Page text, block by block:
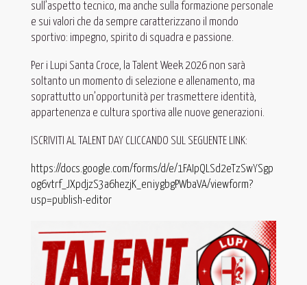
sull’aspetto tecnico, ma anche sulla formazione personale
e sui valori che da sempre caratterizzano il mondo
sportivo: impegno, spirito di squadra e passione.
Per i Lupi Santa Croce, la Talent Week 2026 non sarà
soltanto un momento di selezione e allenamento, ma
soprattutto un’opportunità per trasmettere identità,
appartenenza e cultura sportiva alle nuove generazioni.
ISCRIVITI AL TALENT DAY CLICCANDO SUL SEGUENTE LINK:
https://docs.google.com/forms/d/e/1FAIpQLSd2eTzSwYSgp
og6vtrf_JXpdjzS3a6hezjK_eniygbgPWbaVA/viewform?
usp=publish-editor